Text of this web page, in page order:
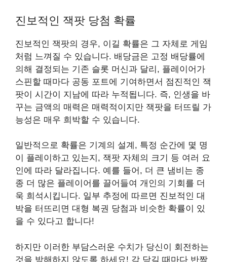
진보적인 잭팟 당첨 확률
진보적인 잭팟의 경우, 이길 확률은 그 자체로 게임
처럼 느껴질 수 있습니다. 배당금은 고정 배당률에
의해 결정되는 기존 슬롯 머신과 달리, 플레이어가
스핀할 때마다 공동 포트에 기여하면서 점진적인 잭
팟이 시간이 지남에 따라 누적됩니다. 즉, 인생을 바
꾸는 금액의 매력은 매력적이지만 잭팟을 터뜨릴 가
능성은 매우 희박할 수 있습니다.
일반적으로 확률은 기계의 설계, 특정 순간에 몇 명
이 플레이하고 있는지, 잭팟 자체의 크기 등 여러 요
인에 따라 달라집니다. 예를 들어, 더 큰 냄비는 종
종 더 많은 플레이어를 끌어들여 개인의 기회를 더
욱 희석시킵니다. 일부 추정에 따르면 진보적인 대
박을 터뜨리면 대형 복권 당첨과 비슷한 확률이 있
을 수 있다고 합니다!
하지만 이러한 부담스러운 수치가 당신이 회전하는
것을 방해하지 않도록 하세요! 각 당길 때마다 반짝